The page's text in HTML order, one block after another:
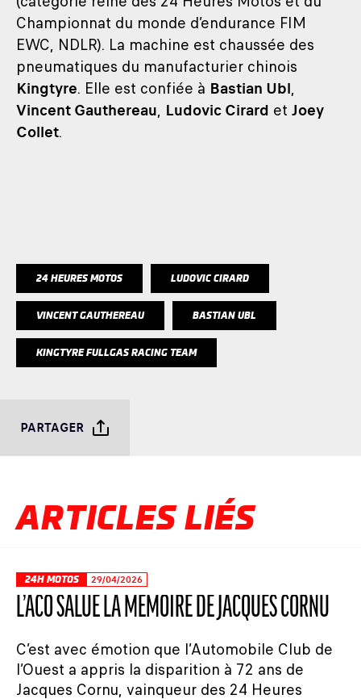
Championnat du monde d’endurance FIM
EWC, NDLR). La machine est chaussée des
pneumatiques du manufacturier chinois
Kingtyre. Elle est confiée à Bastian Ubl,
Vincent Gauthereau, Ludovic Cirard et Joey
Collet.
24 HEURES MOTOS LUDOVIC CIRARD
VINCENT GAUTHEREAU BASTIAN UBL
KINGTYRE FULLGAS RACING TEAM
PARTAGER
ARTICLES LIÉS
24H MOTOS 29/04/2026
L’ACO SALUE LA MÉMOIRE DE JACQUES CORNU
C’est avec émotion que l’Automobile Club de
l’Ouest a appris la disparition à 72 ans de
Jacques Cornu, vainqueur des 24 Heures